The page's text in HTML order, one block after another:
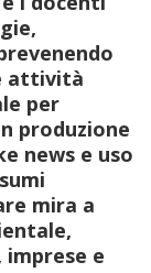
,
attività
per
produzione
news e uso
mira a
e